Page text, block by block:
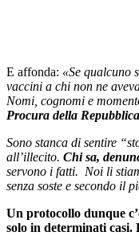
E affonda: «Se qualcuno
vaccini a chi non ne
Nomi, cognomi e
Procura della
Sono stanca di sentire
all’illecito. Chi sa,
servono i fatti. Noi li
senza soste e secondo il
Un protocollo dunque
solo in determinati casi.